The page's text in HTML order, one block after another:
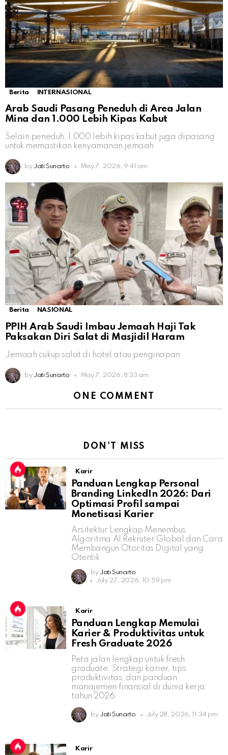
Berita INTERNASIONAL
Arab Saudi Pasang Peneduh di Area Jalan
Mina dan 1.000 Lebih Kipas Kabut
Selain peneduh, 1.000 lebih kipas kabut juga dipasang
untuk memastikan kenyamanan jemaah
by Jati Sunarto May 7, 2026, 9:41 am
Berita NASIONAL
PPIH Arab Saudi Imbau Jemaah Haji Tak
Paksakan Diri Salat di Masjidil Haram
Jemaah cukup salat di hotel atau penginapan
by Jati Sunarto May 7, 2026, 8:33 am
ONE COMMENT
DON'T MISS
Karir
Panduan Lengkap Personal
Branding LinkedIn 2026: Dari
Optimasi Profil sampai
Monetisasi Karier
Arsitektur Lengkap Menembus
Algoritma AI Rekruter Global dan Cara
Membangun Otoritas Digital yang
Otentik
by Jati Sunarto
July 27, 2026, 10:59 pm
Karir
Panduan Lengkap Memulai
Karier & Produktivitas untuk
Fresh Graduate 2026
Peta jalan lengkap untuk fresh
graduate: Strategi karier, tips
produktivitas, dan panduan
manajemen finansial di dunia kerja
tahun 2026.
by Jati Sunarto July 28, 2026, 11:34 pm
Karir